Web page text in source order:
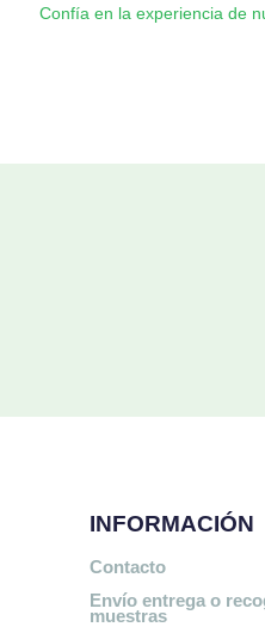
Confía en la experiencia de
INFORMACIÓN
Contacto
Envío entrega o
muestras